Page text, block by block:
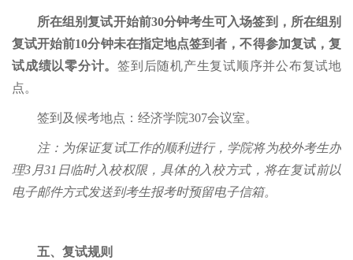
所在组别复试开始前30分钟考生可入场签到， 所在组别
复试开始前10分钟未在指定地点签到者，不得参加复试，复
试成绩以零分计。 签到后随机产生复试顺序并公布复试地
点。
签到及候考地点：经济学院307会议室。
注：为保证复试工作的顺利进行，学院将为校外考生办
理3月31日临时入校权限，具体的入校方式，将在复试前以
电子邮件方式发送到考生报考时预留电子信箱。
五、复试规则